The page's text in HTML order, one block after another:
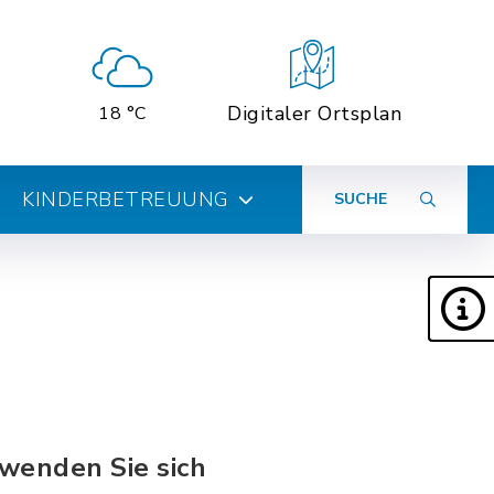
18 °C Digitaler Ortsplan
KINDERBETREUUNG SUCHE
Sie sich